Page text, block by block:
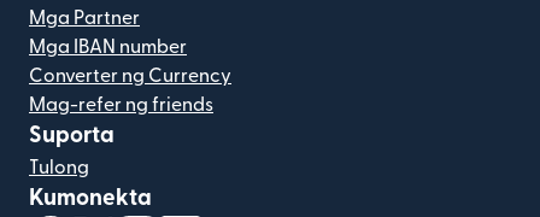
Mga Partner
Mga IBAN number
Converter ng Currency
Mag-refer ng friends
Suporta
Tulong
Kumonekta